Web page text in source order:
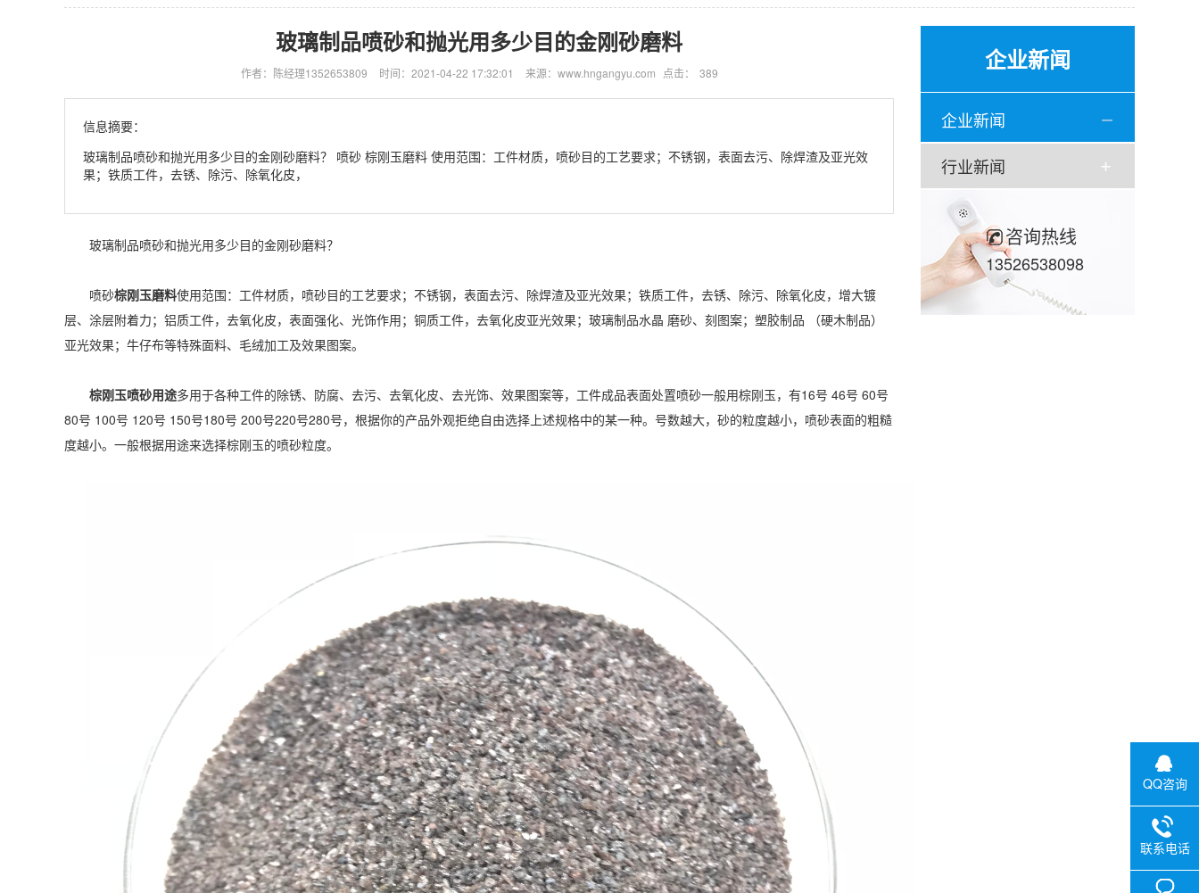
企业新闻
企业新闻
行业新闻
咨询热线
13526538098
玻璃制品喷砂和抛光用多少目的金刚砂磨料
作者：陈经理1352653809 时间：2021-04-22 17:32:01 来源：www.hngangyu.com 点击： 389
信息摘要：
玻璃制品喷砂和抛光用多少目的金刚砂磨料？ 喷砂 棕刚玉磨料 使用范围：工件材质，喷砂目的工艺要求；不锈钢，表面去污、除焊渣及亚光效
果；铁质工件，去锈、除污、除氧化皮，
玻璃制品喷砂和抛光用多少目的金刚砂磨料？
喷砂棕刚玉磨料使用范围：工件材质，喷砂目的工艺要求；不锈钢，表面去污、除焊渣及亚光效果；铁质工件，去锈、除污、除氧化皮，增大镀
层、涂层附着力；铝质工件，去氧化皮，表面强化、光饰作用；铜质工件，去氧化皮亚光效果；玻璃制品水晶 磨砂、刻图案；塑胶制品 （硬木制品）
亚光效果；牛仔布等特殊面料、毛绒加工及效果图案。
棕刚玉喷砂用途多用于各种工件的除锈、防腐、去污、去氧化皮、去光饰、效果图案等，工件成品表面处置喷砂一般用棕刚玉，有16号 46号 60号
80号 100号 120号 150号180号 200号220号280号，根据你的产品外观拒绝自由选择上述规格中的某一种。号数越大，砂的粒度越小，喷砂表面的粗糙
度越小。一般根据用途来选择棕刚玉的喷砂粒度。
QQ咨询
联系电话